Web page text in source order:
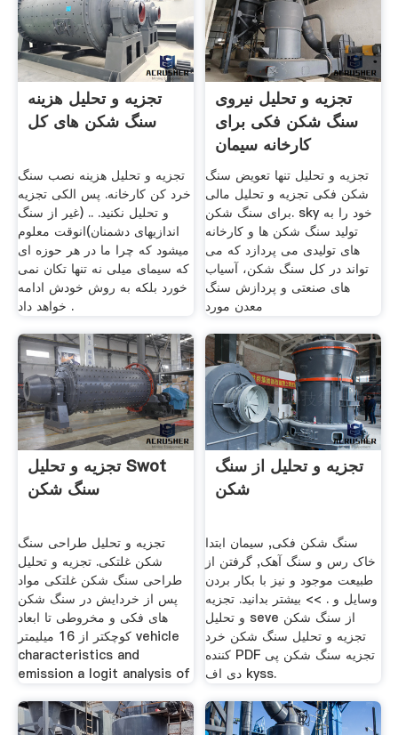
تجزیه و تحلیل هزینه
سنگ شکن های کل
تجزیه و تحلیل هزینه نصب سنگ
خرد کن کارخانه. پس الکی تجزیه
و تحلیل نکنید. .. (غیر از سنگ
اندازیهای دشمنان)انوقت معلوم
میشود که چرا ما در هر حوزه ای
که سیمای میلی نه تنها تکان نمی
خورد بلکه به روش خودش ادامه
خواهد داد .
تجزیه و تحلیل نیروی
سنگ شکن فکی برای
کارخانه سیمان
تجزیه و تحلیل تنها تعویض سنگ
شکن فکی تجزیه و تحلیل مالی
برای سنگ شکن. sky خود را به
تولید سنگ شکن ها و کارخانه
های تولیدی می پردازد که می
تواند در کل سنگ شکن، آسیاب
های صنعتی و پردازش سنگ
معدن مورد
تجزیه و تحلیل Swot
سنگ شکن
تجزیه و تحلیل طراحی سنگ
شکن غلتکی. تجزیه و تحلیل
طراحی سنگ شکن غلتکی مواد
پس از خردایش در سنگ شکن
های فکی و مخروطی تا ابعاد
کوچکتر از 16 میلیمتر vehicle
characteristics and
emission a logit analysis of
تجزیه و تحلیل از سنگ
شکن
سنگ شکن فکی, سیمان ابتدا
خاک رس و سنگ آهک, گرفتن از
طبيعت موجود و نيز با بكار بردن
وسايل و . >> بیشتر بدانید. تجزیه
و تحلیل seve از سنگ شکن
تجزیه و تحلیل سنگ شکن خرد
کننده PDF تجزیه سنگ شکن پی
دی اف kyss.